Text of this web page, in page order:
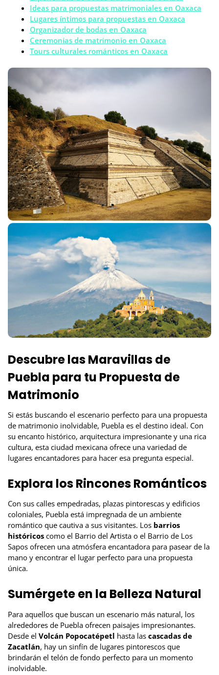
Ideas para propuestas matrimoniales en Oaxaca
Lugares íntimos para propuestas en Oaxaca
Organizador de bodas en Oaxaca
Ceremonias de matrimonio en Oaxaca
Tours culturales románticos en Oaxaca
Descubre las Maravillas de
Puebla para tu Propuesta de
Matrimonio
Si estás buscando el escenario perfecto para una propuesta
de matrimonio inolvidable, Puebla es el destino ideal. Con
su encanto histórico, arquitectura impresionante y una rica
cultura, esta ciudad mexicana ofrece una variedad de
lugares encantadores para hacer esa pregunta especial.
Explora los Rincones Románticos
Con sus calles empedradas, plazas pintorescas y edificios
coloniales, Puebla está impregnada de un ambiente
romántico que cautiva a sus visitantes. Los barrios
históricos como el Barrio del Artista o el Barrio de Los
Sapos ofrecen una atmósfera encantadora para pasear de la
mano y encontrar el lugar perfecto para una propuesta
única.
Sumérgete en la Belleza Natural
Para aquellos que buscan un escenario más natural, los
alrededores de Puebla ofrecen paisajes impresionantes.
Desde el Volcán Popocatépetl hasta las cascadas de
Zacatlán, hay un sinfín de lugares pintorescos que
brindarán el telón de fondo perfecto para un momento
inolvidable.